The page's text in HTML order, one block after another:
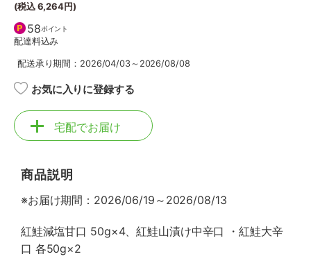
(税込6,264円)
58ポイント
配達料込み
配送承り期間：2026/04/03～2026/08/08
お気に入りに登録する
宅配でお届け
商品説明
※お届け期間：2026/06/19～2026/08/13
紅鮭減塩甘口 50g×4、紅鮭山漬け中辛口 ・紅鮭大辛
口 各50g×2